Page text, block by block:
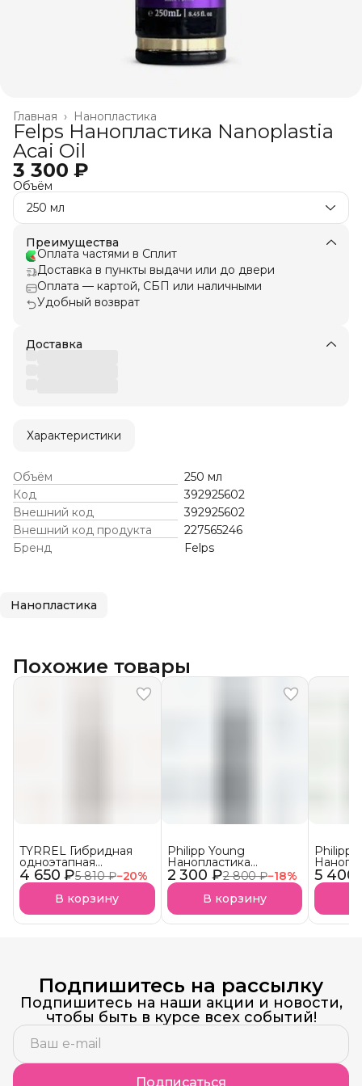
Нанопластика
Главная ›
Felps Нанопластика Nanoplastia
Acai Oil
3 300 ₽
Объём
250 мл
Преимущества
Оплата частями в Сплит
Доставка в пункты выдачи или до двери
Оплата — картой, СБП или наличными
Удобный возврат
Доставка
Характеристики
Объём
250 мл
Код
392925602
Внешний код
392925602
Внешний код продукта
227565246
Бренд
Felps
Нанопластика
Похожие товары
4 650 ₽5 810 ₽−20%
TYRREL Гибридная
одноэтапная
нанопластика REDUCT
LISS УСПЕЙ КУПИТЬ!
Уходит с рынка
В корзину
2 300 ₽2 800 ₽−18%
Philipp Young
Нанопластика
MOLECULAR Hair
Straightening (ML)
В корзину
5 400
Philipp
Подпишитесь на рассылку
Подпишитесь на наши акции и новости,
чтобы быть в курсе всех событий!
Подписаться